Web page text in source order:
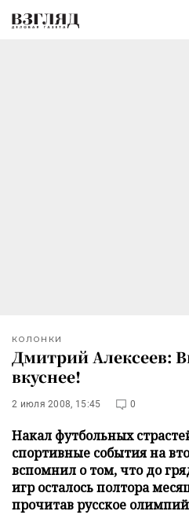
КОЛОНКИ
Дмитрий Алексеев:
вкуснее!
2 июля 2008, 15:45 0
Накал футбольных
спортивные события на
вспомнил о том, что до
игр осталось полтора
прочитав русское